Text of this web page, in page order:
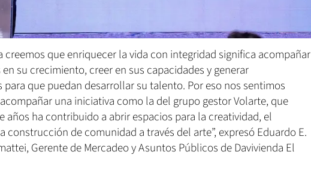
creemos que enriquecer la vida con integridad significa acompañar
su crecimiento, creer en sus capacidades y generar
que puedan desarrollar su talento. Por eso nos sentimos
una iniciativa como la del grupo gestor Volarte, que
años ha contribuido a abrir espacios para la creatividad, el
construcción de comunidad a través del arte”, expresó Eduardo E.
Gerente de Mercadeo y Asuntos Públicos de Davivienda El